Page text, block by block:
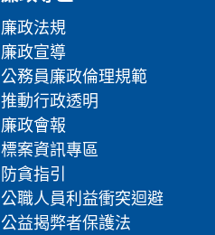
廉政法規
廉政宣導
公務員廉政倫理規範
推動行政透明
廉政會報
標案資訊專區
防貪指引
公職人員利益衝突迴避
公益揭弊者保護法